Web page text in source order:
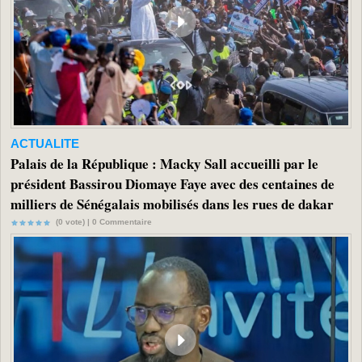
ACTUALITE
Palais de la République : Macky Sall accueilli par le
président Bassirou Diomaye Faye avec des centaines de
milliers de Sénégalais mobilisés dans les rues de dakar
(0 vote) | 0 Commentaire